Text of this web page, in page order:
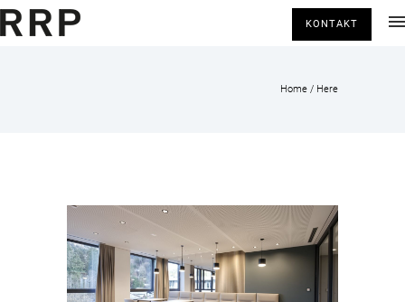
KONTAKT
Home / Here